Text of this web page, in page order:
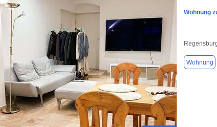
Wohnung
Wohnung